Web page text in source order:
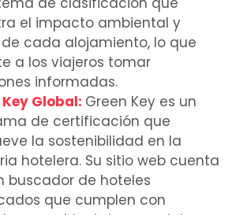
el impacto ambiental y
cada alojamiento, lo que
a los viajeros tomar
informadas.
Global: Green Key es un
de certificación que
la sostenibilidad en la
hotelera. Su sitio web cuenta
buscador de hoteles
que cumplen con